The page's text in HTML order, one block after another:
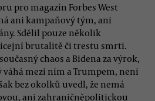
pro magazín Forbes West
ani kampaňový tým, ani
Sdělil pouze několik
brutalitě či trestu smrti.
chaos a Bidena za výrok,
mezi ním a Trumpem, není
bez okolků uvedl, že nemá
ani zahraničněpolitickou